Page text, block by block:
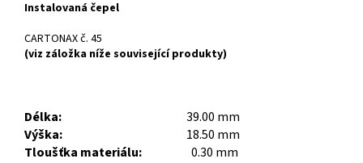
Instalovaná čepel
CARTONAX č. 45
(viz záložka níže související produkty)
Délka:
39.00 mm
Výška:
18.50 mm
Tloušťka materiálu:
0.30 mm